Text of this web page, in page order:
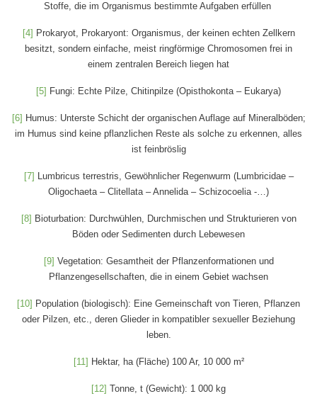
Stoffe, die im Organismus bestimmte Aufgaben erfüllen
[4] Prokaryot, Prokaryont: Organismus, der keinen echten Zellkern
besitzt, sondern einfache, meist ringförmige Chromosomen frei in
einem zentralen Bereich liegen hat
[5] Fungi: Echte Pilze, Chitinpilze (Opisthokonta – Eukarya)
[6] Humus: Unterste Schicht der organischen Auflage auf Mineralböden;
im Humus sind keine pflanzlichen Reste als solche zu erkennen, alles
ist feinbröslig
[7] Lumbricus terrestris, Gewöhnlicher Regenwurm (Lumbricidae –
Oligochaeta – Clitellata – Annelida – Schizocoelia -…)
[8] Bioturbation: Durchwühlen, Durchmischen und Strukturieren von
Böden oder Sedimenten durch Lebewesen
[9] Vegetation: Gesamtheit der Pflanzenformationen und
Pflanzengesellschaften, die in einem Gebiet wachsen
[10] Population (biologisch): Eine Gemeinschaft von Tieren, Pflanzen
oder Pilzen, etc., deren Glieder in kompatibler sexueller Beziehung
leben.
[11] Hektar, ha (Fläche) 100 Ar, 10 000 m²
[12] Tonne, t (Gewicht): 1 000 kg